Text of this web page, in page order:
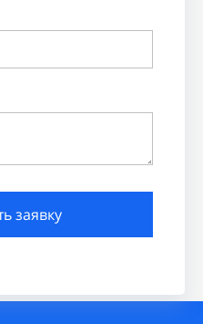
заявку